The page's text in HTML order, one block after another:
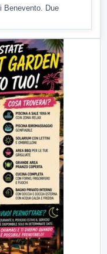
Benevento. Due